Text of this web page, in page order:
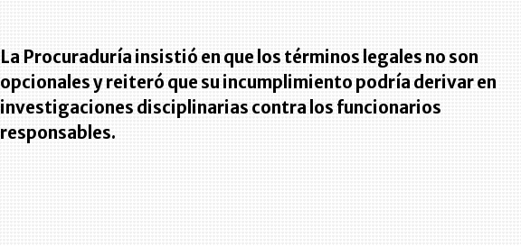
La Procuraduría insistió en que los términos legales no son
opcionales y reiteró que su incumplimiento podría derivar en
investigaciones disciplinarias contra los funcionarios
responsables.